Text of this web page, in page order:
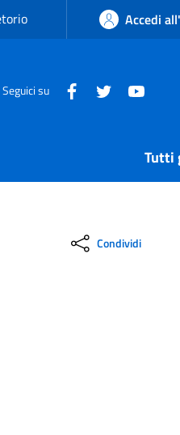
Accedi
Seguici su
Tutti
Condividi